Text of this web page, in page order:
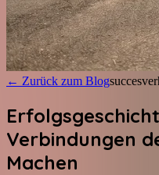
← Zurück zum Blog
Verbindungen
Machen